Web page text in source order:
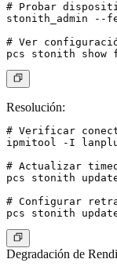
# Probar
stonith_admin --
# Ver
Resolución:
# Verificar
ipmitool -I
# Actualizar
pcs stonith update
# Configurar
Degradación de